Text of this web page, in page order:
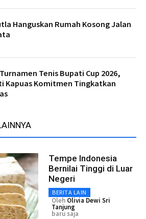
Hanguskan Rumah Kosong Jalan
Tenis Bupati Cup 2026,
Kapuas Komitmen Tingkatkan
Tempe Indonesia
Bernilai Tinggi di Luar
Negeri
BERITA LAIN
Oleh Olivia Dewi Sri
Tanjung
baru saja